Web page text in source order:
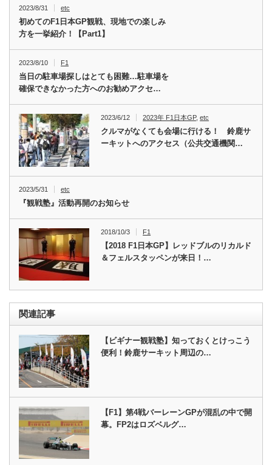
2023/8/31 etc
初めてのF1日本GP観戦、現地での楽しみ
方を一挙紹介！【Part1】
2023/8/10 F1
当日の駐車場探しはとても困難…駐車場を
確保できなかった方へのお勧めアクセ…
2023/6/12 2023年 F1日本GP,etc
クルマがなくても会場に行ける！ 鈴鹿サ
ーキットへのアクセス（公共交通機関…
2023/5/31 etc
『観戦塾』活動再開のお知らせ
2018/10/3 F1
【2018 F1日本GP】レッドブルのリカルド
＆フェルスタッペンが来日！…
関連記事
【ビギナー観戦塾】知っておくとけっこう
便利！鈴鹿サーキット周辺の…
【F1】第4戦バーレーンGPが混乱の中で開
幕。FP2はロズベルグ…